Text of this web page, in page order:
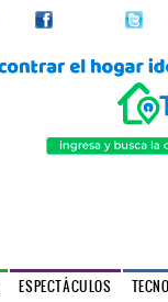
ESPECTÁCULOS